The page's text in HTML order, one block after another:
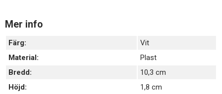
Mer info
Färg:
Vit
Material:
Plast
Bredd:
10,3 cm
Höjd:
1,8 cm